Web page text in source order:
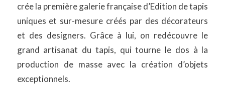
crée la première galerie française d’Edition de tapis
uniques et sur-mesure créés par des décorateurs
et des designers. Grâce à lui, on redécouvre le
grand artisanat du tapis, qui tourne le dos à la
production de masse avec la création d’objets
exceptionnels.